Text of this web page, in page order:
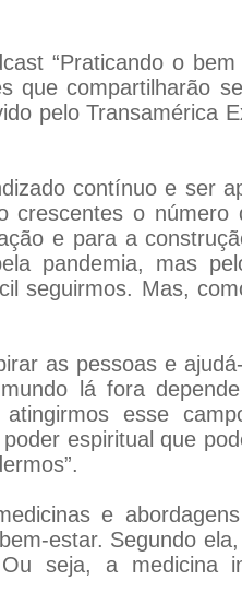
“Praticando o
que compartilharão
pelo Transamérica
contínuo e ser
crescentes o número
e para a
pandemia, mas
seguirmos. Mas,
as pessoas e
lá fora
esse
espiritual que
e
estar. Segundo
seja, a medicina